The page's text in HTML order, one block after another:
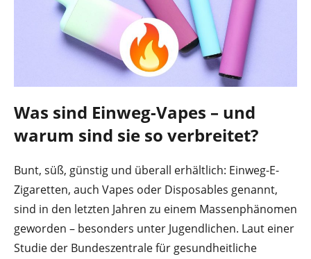
Was sind Einweg-Vapes – und
warum sind sie so verbreitet?
Bunt, süß, günstig und überall erhältlich: Einweg-E-
Zigaretten, auch Vapes oder Disposables genannt,
sind in den letzten Jahren zu einem Massenphänomen
geworden – besonders unter Jugendlichen. Laut einer
Studie der Bundeszentrale für gesundheitliche